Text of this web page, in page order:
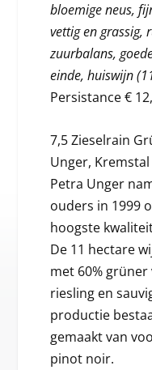
bloemige neus,
vettig en grassig,
zuurbalans,
einde, huiswijn
Persistance €
7,5 Zieselrain
Unger,
Petra Unger
ouders in 1999
hoogste
De 11 hectare
met 60%
riesling en
productie
gemaakt van
pinot noir.